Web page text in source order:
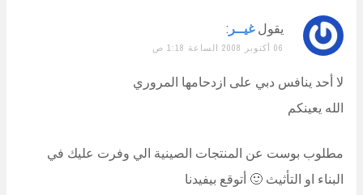
يقول غيــر :
06 أكتوبر 2008 الساعة 1:18 ص
لا أحد ينافس دبي على ازدحامها المروري
الله يعينكم
مطلوب بوست عن المنتجات الصينية الي وفرت عليك في
البناء او التأثيث 🙂 أتوقع بيفيدنا